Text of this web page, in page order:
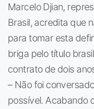
Marcelo Djian,
Brasil, acredita que
para tomar esta
briga pelo título
contrato de dois
– Não foi
possível. Acabando